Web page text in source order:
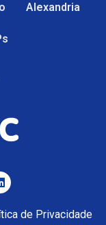
Alexandria
de Privacidade